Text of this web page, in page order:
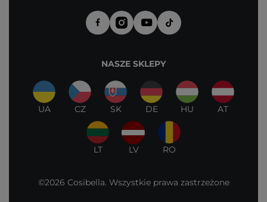
NASZE SKLEPY
UA CZ SK DE HU AT
LT LV RO
©2026 Cosibella. Wszystkie prawa zastrzeżone